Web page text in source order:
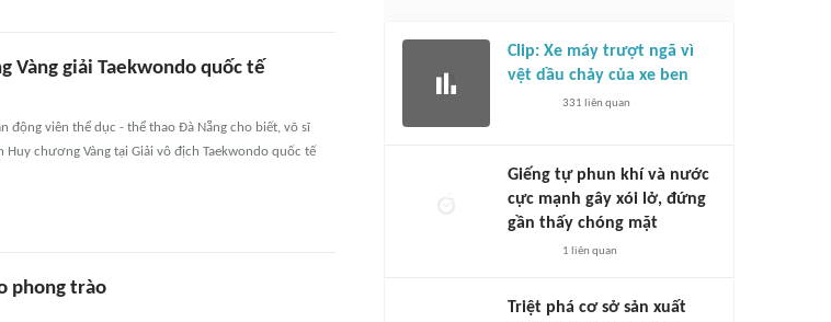
Vàng giải Taekwondo quốc tế
động viên thể dục - thể thao Đà Nẵng cho biết, võ sĩ
Huy chương Vàng tại Giải vô địch Taekwondo quốc tế
phong trào
Clip: Xe máy trượt ngã vì
vệt dầu chảy của xe ben
331 liên quan
Giếng tự phun khí và nước
cực mạnh gây xói lở, đứng
gần thấy chóng mặt
1 liên quan
Triệt phá cơ sở sản xuất